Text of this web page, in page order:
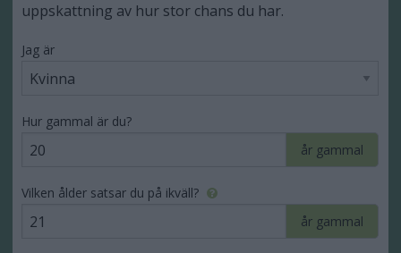
uppskattning av hur stor chans du har.
Jag är
Hur gammal är du?
år gammal
Vilken ålder satsar du på ikväll?
år gammal